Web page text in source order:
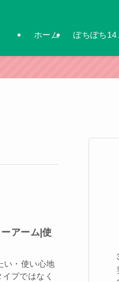
ホーム ぽちぽち
アーム|使
い・使い心地
プではなく
30
妻